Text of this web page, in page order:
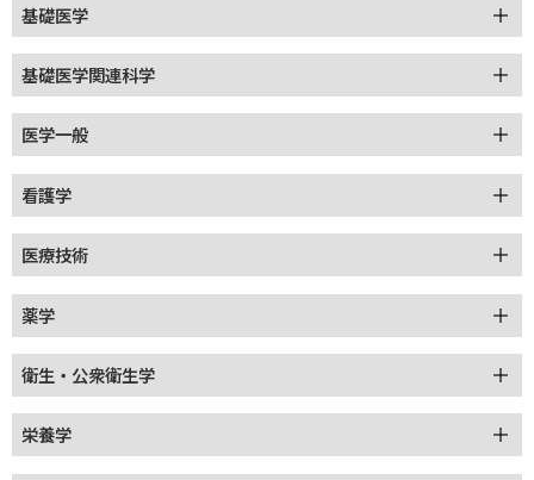
基礎医学
基礎医学関連科学
医学一般
看護学
医療技術
薬学
衛生・公衆衛生学
栄養学